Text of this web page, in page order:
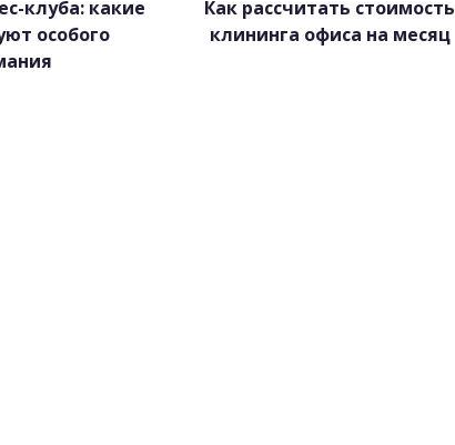
клуба: какие
особого
Как рассчитать стоимость
клининга офиса на месяц